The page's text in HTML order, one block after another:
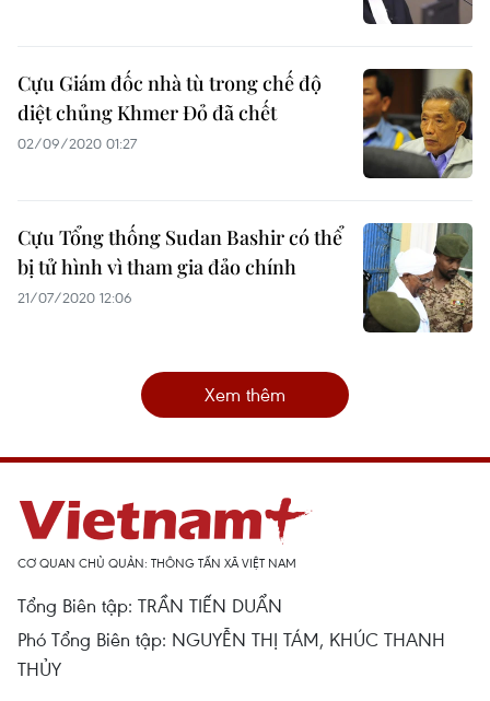
Cựu Giám đốc nhà tù trong chế độ
diệt chủng Khmer Đỏ đã chết
02/09/2020 01:27
Cựu Tổng thống Sudan Bashir có thể
bị tử hình vì tham gia đảo chính
21/07/2020 12:06
Xem thêm
CƠ QUAN CHỦ QUẢN: THÔNG TẤN XÃ VIỆT NAM
Tổng Biên tập: TRẦN TIẾN DUẨN
Phó Tổng Biên tập: NGUYỄN THỊ TÁM, KHÚC THANH
THỦY